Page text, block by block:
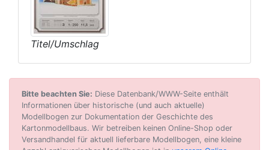
Titel/Umschlag
Bitte beachten Sie: Diese Datenbank/WWW-Seite enthält
Informationen über historische (und auch aktuelle)
Modellbogen zur Dokumentation der Geschichte des
Kartonmodellbaus. Wir betreiben keinen Online-Shop oder
Versandhandel für aktuell lieferbare Modellbogen, eine kleine